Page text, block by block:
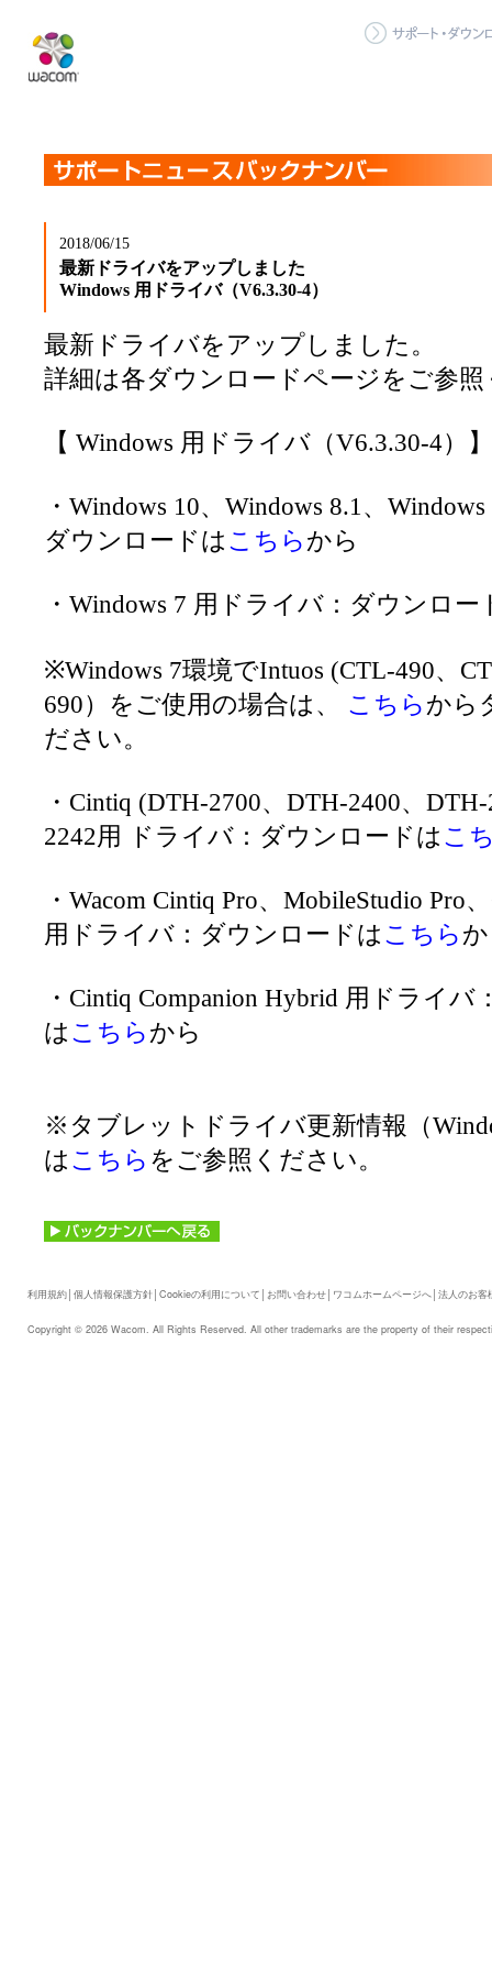
2018/06/15
最新ドライバをアップしました
Windows 用ドライバ（V6.3.30-4）
最新ドライバをアップしました。
詳細は各ダウンロードページをご参
【 Windows 用ドライバ（V6.3.30-4）】
・Windows 10、Windows 8.1、
ダウンロードはこちらから
・Windows 7 用ドライバ：ダウンロー
※Windows 7環境でIntuos (CTL-490、
690）をご使用の場合は、 こちらから
ださい。
・Cintiq (DTH-2700、DTH-2400、
2242用 ドライバ：ダウンロードはこ
・Wacom Cintiq Pro、MobileStudio Pro
用ドライバ：ダウンロードはこちら
・Cintiq Companion Hybrid 用ドライ
はこちらから
※タブレットドライバ更新情報（
はこちら をご参照ください。
利用規約│ 個人情報保護方針│ Cookieの利用について │ お問い合わせ│ ワコムホームページへ│ 法人のお客
Copyright © 2026 Wacom. All Rights Reserved. All other trademarks are the property of their